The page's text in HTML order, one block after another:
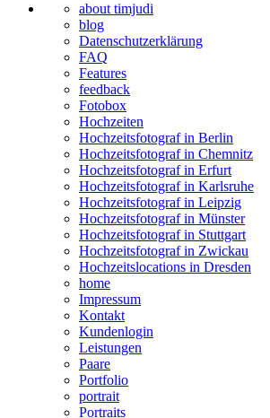
about timjudi
blog
Datenschutzerklärung
FAQ
Features
feedback
Fotobox
Hochzeiten
Hochzeitsfotograf in Berlin
Hochzeitsfotograf in Chemnitz
Hochzeitsfotograf in Erfurt
Hochzeitsfotograf in Karlsruhe
Hochzeitsfotograf in Leipzig
Hochzeitsfotograf in Münster
Hochzeitsfotograf in Stuttgart
Hochzeitsfotograf in Zwickau
Hochzeitslocations in Dresden
home
Impressum
Kontakt
Kundenlogin
Leistungen
Paare
Portfolio
portrait
Portraits